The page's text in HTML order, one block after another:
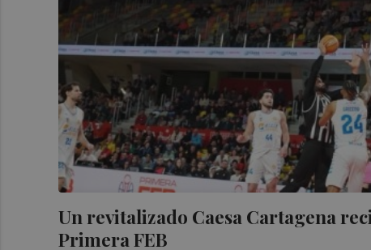
Un revitalizado Caesa Cartagena
Primera FEB